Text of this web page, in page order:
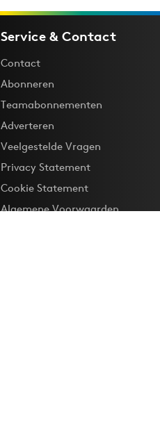
Service & Contact
Contact
Abonneren
Teamabonnementen
Adverteren
Veelgestelde Vragen
Privacy Statement
Cookie Statement
Algemene Voorwaarden